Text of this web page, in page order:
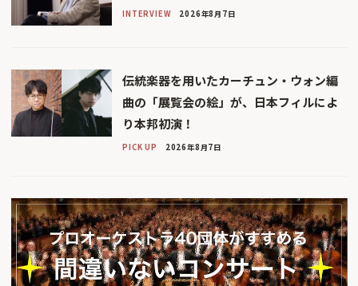
INTERVIEW 2026年8月7日
伝統楽器を用いたカーチュン・ウォン編
曲の「展覧会の絵」が、日本フィルによ
り本邦初演！
PICK UP 2026年8月7日